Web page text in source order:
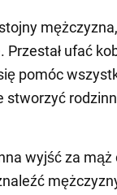
ufać
pomóc
stworzyć
wyjść za mąż